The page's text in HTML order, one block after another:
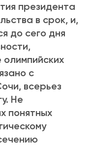
президента
в срок, и,
до сего дня
олимпийских
с
всерьез
Не
понятных